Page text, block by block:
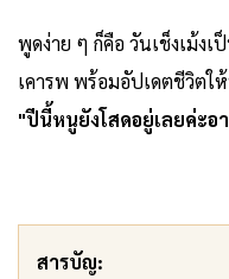
พูดง่าย ๆ ก็คือ วันเช็งเม้ง
เคารพ พร้อมอัปเดตชีวิตใ
"ปีนี้หนูยังโสดอยู่เลยค่ะอ
สารบัญ: